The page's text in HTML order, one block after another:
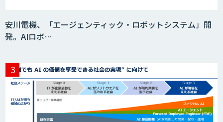
安川電機、「エージェンティック・ロボットシステム」開
発。AIロボ…